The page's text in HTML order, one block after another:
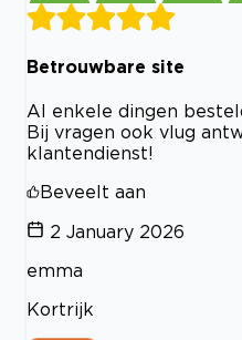
Betrouwbare site
Al enkele dingen
Bij vragen ook vlug
klantendienst!
Beveelt aan
2 January 2026
emma
Kortrijk